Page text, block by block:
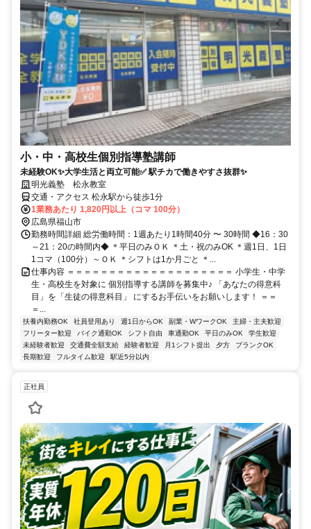
小・中・高校生個別指導塾講師
未経験OK✨大学生活と両立可能✅ 駅チカで働きやすさ抜群✨
明光義塾 松永教室
交通・アクセス 松永駅から徒歩1分
1業務あたり 1,820円以上（コマ 100分）
広島県福山市
勤務時間詳細 総労働時間：1週あたり1時間40分 〜 30時間 ◆16：30
～21：20の時間内◆ ＊平日のみＯＫ ＊土・祝のみOK ＊週1日、1日
1コマ（100分）～ＯＫ ＊シフトは1か月ごと ＊...
仕事内容 ＝＝＝＝＝＝＝＝＝＝＝＝＝＝＝＝＝＝＝＝ 小学生・中学
生・高校生を対象に 個別指導する講師を募集中♪ 「あなたの得意科
目」を「生徒の得意科目」 にするお手伝いをお願いします！ ＝＝
＝...
扶養内勤務OK 社員登用あり 週1日からOK 副業・WワークOK
主婦・主夫歓迎
フリーター歓迎
バイク通勤OK シフト自由 車通勤OK 平日のみOK
学生歓迎
未経験者歓迎
交通費全額支給 経験者歓迎 月1シフト提出 夕方
ブランクOK
長期歓迎
フルタイム歓迎 駅近5分以内
正社員